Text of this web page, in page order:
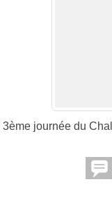
3ème journée du